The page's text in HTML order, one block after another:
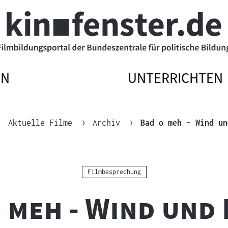
UNTERRICHTEN
Aktuelle Filme Archiv Bad o meh - Wind
Kategorie:
Filmbesprechung
meh - Wind und